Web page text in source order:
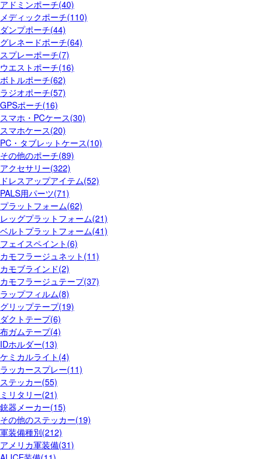
アドミンポーチ(40)
メディックポーチ(110)
ダンプポーチ(44)
グレネードポーチ(64)
スプレーポーチ(7)
ウエストポーチ(16)
ボトルポーチ(62)
ラジオポーチ(57)
GPSポーチ(16)
スマホ・PCケース(30)
スマホケース(20)
PC・タブレットケース(10)
その他のポーチ(89)
アクセサリー(322)
ドレスアップアイテム(52)
PALS用パーツ(71)
プラットフォーム(62)
レッグプラットフォーム(21)
ベルトプラットフォーム(41)
フェイスペイント(6)
カモフラージュネット(11)
カモブラインド(2)
カモフラージュテープ(37)
ラップフィルム(8)
グリップテープ(19)
ダクトテープ(6)
布ガムテープ(4)
IDホルダー(13)
ケミカルライト(4)
ラッカースプレー(11)
ステッカー(55)
ミリタリー(21)
銃器メーカー(15)
その他のステッカー(19)
軍装備種別(212)
アメリカ軍装備(31)